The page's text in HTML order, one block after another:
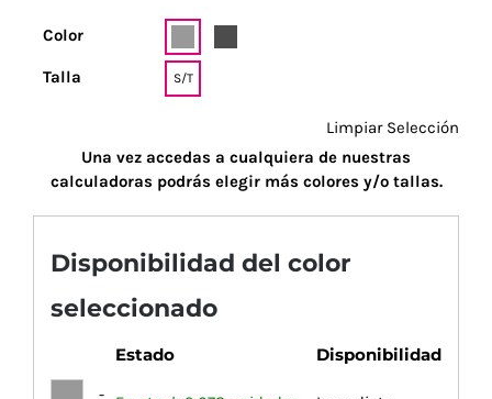
Color
Talla S/T
Limpiar Selección
Una vez accedas a cualquiera de nuestras
calculadoras podrás elegir más colores y/o tallas.
Disponibilidad del color
seleccionado
Estado Disponibilidad
-